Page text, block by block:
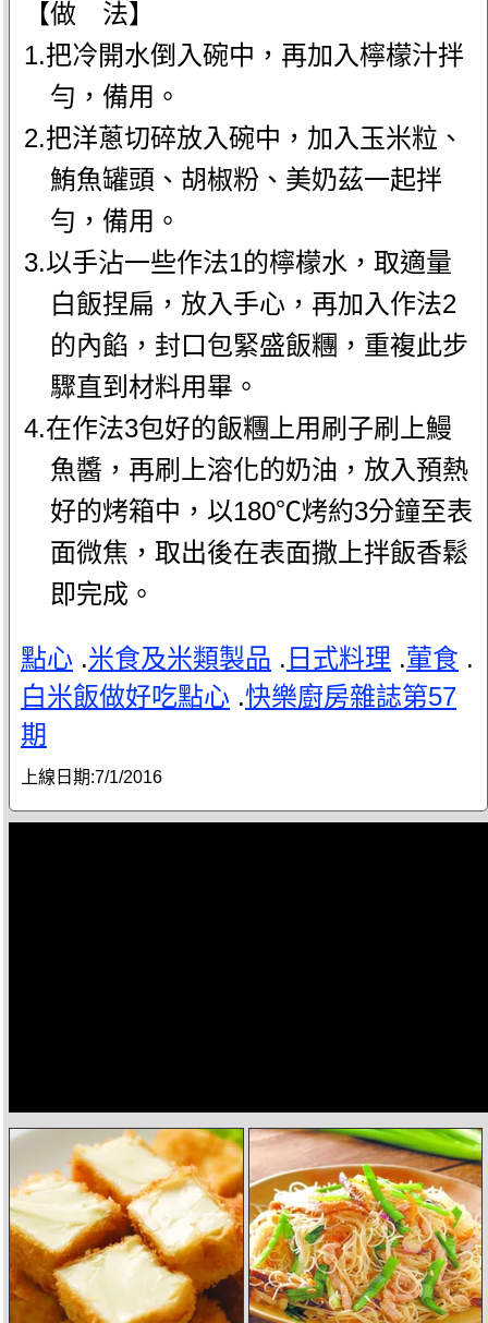
【做 法】
1.把冷開水倒入碗中，再加入檸檬汁拌
勻，備用。
2.把洋蔥切碎放入碗中，加入玉米粒、
鮪魚罐頭、胡椒粉、美奶茲一起拌
勻，備用。
3.以手沾一些作法1的檸檬水，取適量
白飯捏扁，放入手心，再加入作法2
的內餡，封口包緊盛飯糰，重複此步
驟直到材料用畢。
4.在作法3包好的飯糰上用刷子刷上鰻
魚醬，再刷上溶化的奶油，放入預熱
好的烤箱中，以180℃烤約3分鐘至表
面微焦，取出後在表面撒上拌飯香鬆
即完成。
點心 .米食及米類製品 . 日式料理 .葷食 .
白米飯做好吃點心 .快樂廚房雜誌第57
期
上線日期:7/1/2016